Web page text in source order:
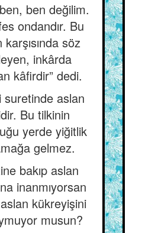
ben değilim.
ondandır. Bu
söz
inkârda
kâfirdir” dedi.
suretinde aslan
Bu tilkinin
yerde yiğitlik
gelmez.
bakıp aslan
inanmıyorsan
kükreyişini
musun?